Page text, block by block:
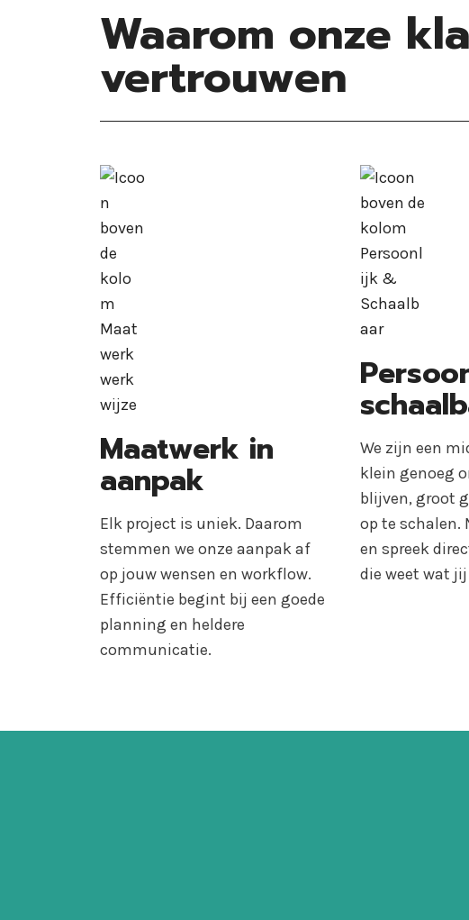
Waarom onze
vertrouwen
Maatwerk in
aanpak
Elk project is uniek. Daarom
stemmen we onze aanpak af
op jouw wensen en workflow.
Efficiëntie begint bij een goede
planning en heldere
communicatie.
We zijn een
klein genoeg
blijven, groot
op te schalen.
en spreek
die weet wat